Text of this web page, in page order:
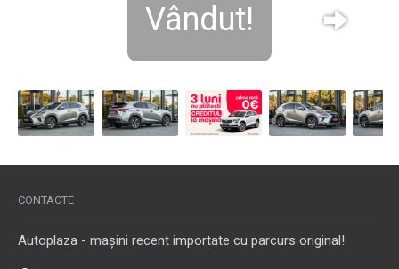
Vândut!
CONTACTE
Autoplaza - mașini recent importate cu parcurs original!